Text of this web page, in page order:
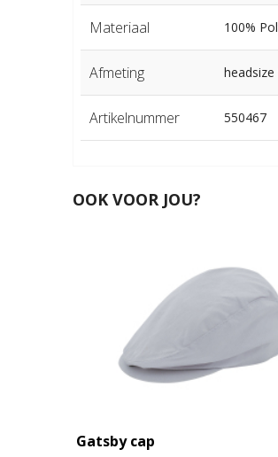
Materiaal 100%
Afmeting
Artikelnummer 550467
OOK VOOR JOU?
Gatsby cap